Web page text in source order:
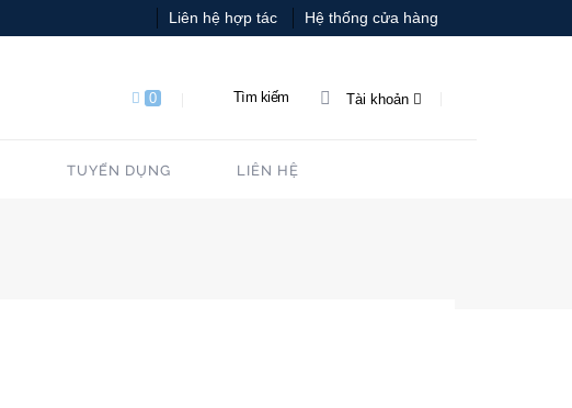
Liên hệ hợp tác Hệ thống cửa hàng
Tài khoản
Tìm kiếm
0
TUYỂN DỤNG LIÊN HỆ